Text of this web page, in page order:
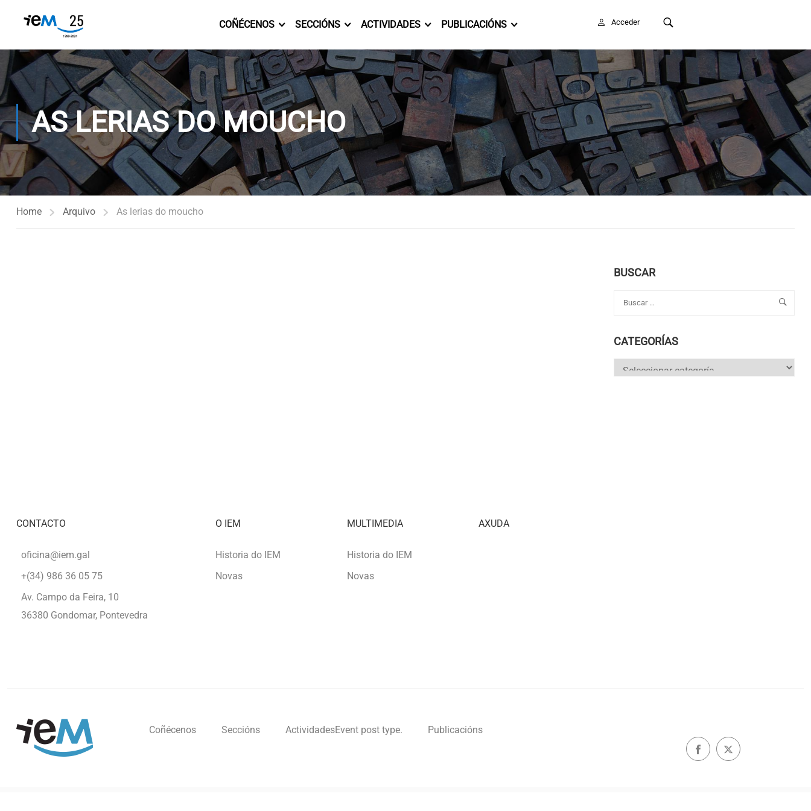
COÑÉCENOS SECCIÓNS ACTIVIDADES PUBLICACIÓNS Acceder
AS LERIAS DO MOUCHO
Home Arquivo As lerias do moucho
BUSCAR
CATEGORÍAS
Categorías
CONTACTO
oficina@iem.gal
+(34) 986 36 05 75
Av. Campo da Feira, 10
36380 Gondomar, Pontevedra
O IEM
Historia do IEM
Novas
MULTIMEDIA
Historia do IEM
Novas
AXUDA
Coñécenos Seccións ActividadesEvent post type. Publicacións